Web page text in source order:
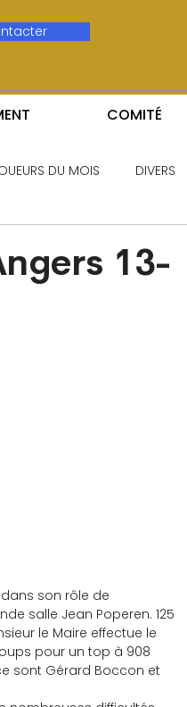
COMITÉ
DU MOIS DIVERS
13-
son rôle de
salle Jean Poperen. 125
le Maire effectue le
pour un top à 908
ce sont Gérard Boccon et